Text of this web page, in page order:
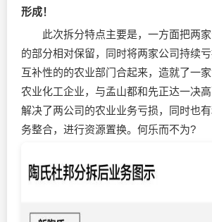
形成！
此次拆分特点主要是，一方面把两家
的部分相对保留，同时将两家公司持续
互补性的的农业部门合起来，造就了一
农业化工企业，与孟山都和先正达一决
解决了两公司的农业业务亏损，同时也
务整合，进行资源置换。何乐而不为?